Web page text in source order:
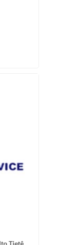
Tietê